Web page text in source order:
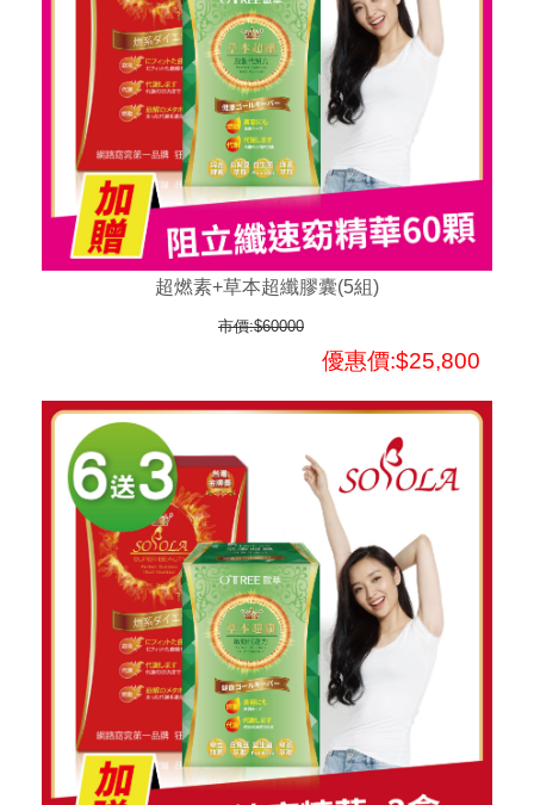
超燃素+草本超纖膠囊(5組)
市價:$60000
優惠價:$25,800